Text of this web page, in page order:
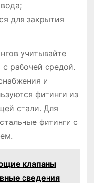
для закрытия
учитывайте
рабочей средой.
и
фитинги из
стали. Для
фитинги с
клапаны
сведения